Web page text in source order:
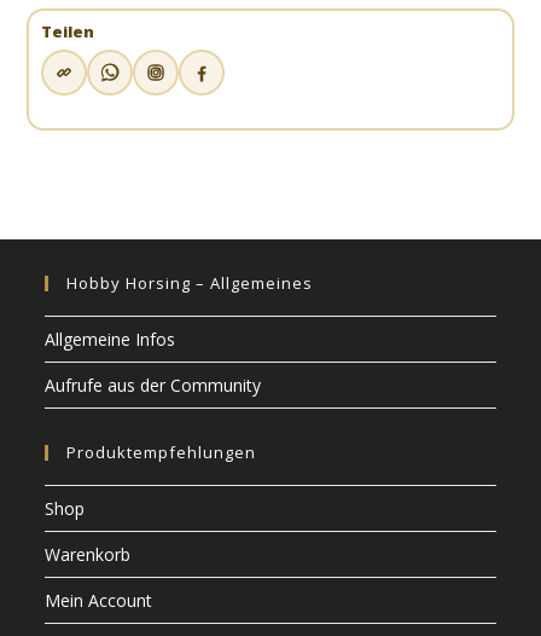
Teilen
Hobby Horsing – Allgemeines
Allgemeine Infos
Aufrufe aus der Community
Produktempfehlungen
Shop
Warenkorb
Mein Account